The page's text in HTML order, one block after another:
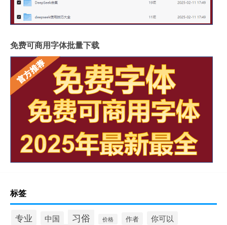
免费可商用字体批量下载
标签
专业 中国 习俗 价格 作者 你可以